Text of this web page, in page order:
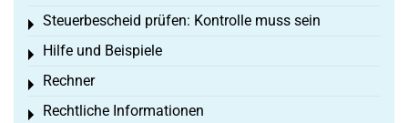
Steuerbescheid prüfen: Kontrolle muss sein
Toggle menu
Hilfe und Beispiele
Toggle menu
Rechner
Toggle menu
Rechtliche Informationen
Toggle menu